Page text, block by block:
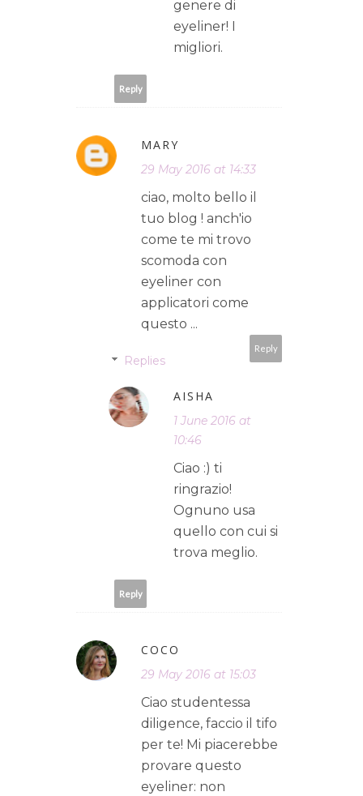
genere di
eyeliner! I
migliori.
Reply
MARY
29 May 2016 at 14:33
ciao, molto bello il
tuo blog ! anch'io
come te mi trovo
scomoda con
eyeliner con
applicatori come
questo ...
Reply
Replies
AISHA
1 June 2016 at
10:46
Ciao :) ti
ringrazio!
Ognuno usa
quello con cui si
trova meglio.
Reply
COCO
29 May 2016 at 15:03
Ciao studentessa
diligence, faccio il tifo
per te! Mi piacerebbe
provare questo
eyeliner: non